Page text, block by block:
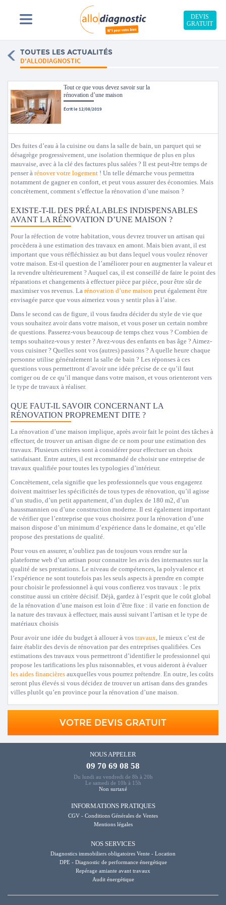
DEVIS
GRATUIT
TOUTES LES ACTUALITÉS
D'ALLODIAGNOSTIC
Tout ce que vous devez savoir sur la
rénovation d’une maison
Écrit le 12/08/2019
Des fuites d’eau à la cuisine ou dans la salle de bain, un parquet qui se
désagrège progressivement, une isolation thermique de plus en plus
mauvaise, avec à la clé des factures plus salées ? Il est peut-être temps de
penser à rénover votre logement ! Un telle démarche vous permettra
notamment de gagner en confort, et peut vous assurer des économies. Mais
concrètement, comment s’effectue la rénovation d’une maison ?
EXISTE-T-IL DES PRÉALABLES INDISPENSABLES
AVANT LA RÉNOVATION D’UNE MAISON ?
Pour la réfection de votre habitation, vous devrez trouver un artisan qui
procèdera à une estimation des travaux en amont. Mais bien avant, il est
important que vous réfléchissiez au but dans lequel vous voulez rénover
votre maison. Est-il question de l’améliorer pour en augmenter la valeur et
la revendre ultérieurement ? Auquel cas, il est conseillé de faire le point des
réparations et changements à effectuer pièce par pièce, pour être sûr de
maximiser vos revenus. La rénovation d’une maison peut également être
envisagée parce que vous aimeriez vous y sentir plus à l’aise.
Dans le second cas de figure, il vous faudra décider du style de vie que
vous souhaitez avoir dans votre maison, et vous poser un certain nombre
de questions. Passerez-vous beaucoup de temps chez vous ? Combien de
temps souhaitez-vous y rester ? Avez-vous des enfants en bas âge ? Aimez-
vous cuisiner ? Quelles sont vos (autres) passions ? A quelle heure chaque
personne utilise généralement la salle de bain ? Les réponses à ces
questions vous permettront d’avoir une idée précise de ce qu’il faut
corriger ou de ce qu’il manque dans votre maison, et vous orienteront vers
le type de travaux à réaliser.
QUE FAUT-IL SAVOIR CONCERNANT LA
RÉNOVATION PROPREMENT DITE ?
La rénovation d’une maison implique, après avoir fait le point des tâches à
effectuer, de trouver un artisan digne de ce nom pour une estimation des
travaux. Plusieurs critères sont à considérer pour effectuer un choix
satisfaisant. Entre autres, il est recommandé de choisir une entreprise de
travaux qualifiée pour toutes les typologies d’intérieur.
Concrètement, cela signifie que les professionnels que vous engagerez
doivent maitriser les spécificités de tous types de rénovation, qu’il agisse
d’un studio, d’un petit appartement, d’un duplex de 180 m2, d’un
haussmannien ou d’une construction moderne. Il est également important
de vérifier que l’entreprise que vous choisirez pour la rénovation d’une
maison dispose d’un minimum d’expérience dans le domaine, et qu’elle
propose des prestations de qualité.
Pour vous en assurer, n’oubliez pas de toujours vous rendre sur la
plateforme web d’un artisan pour connaitre les avis des internautes sur la
qualité de ses prestations. Le niveau de compétences, la polyvalence et
l’expérience ne sont toutefois pas les seuls aspects à prendre en compte
pour choisir le professionnel à qui vous confierez vos travaux : le prix
constitue aussi un critère décisif. Déjà, gardez à l’esprit que le coût global
de la rénovation d’une maison est loin d’être fixe : il varie en fonction de
la nature des travaux à effectuer, mais aussi suivant l’artisan et le type de
matériaux choisis
Pour avoir une idée du budget à allouer à vos travaux, le mieux c’est de
faire établir des devis de rénovation par des entreprises qualifiées. Ces
estimations des travaux vous permettront d’identifier le professionnel qui
propose les tarifications les plus raisonnables, et vous aideront à évaluer
les aides financières auxquelles vous pourrez prétendre. En outre, les coûts
seront plus élevés si vous décidez de trouver un artisan dans des grandes
villes plutôt qu’en province pour la rénovation d’une maison.
VOTRE DEVIS GRATUIT
NOUS APPELER
09 70 69 08 58
Du lundi au vendredi de 8h à 20h
Le samedi de 10h à 15h
Non surtaxé
INFORMATIONS PRATIQUES
CGV - Conditions Générales de Ventes
Mentions légales
NOS SERVICES
Diagnostics immobiliers obligatoires Vente - Location
DPE - Diagnostic de performance énergétique
Repérage amiante avant travaux
Audit énergétique